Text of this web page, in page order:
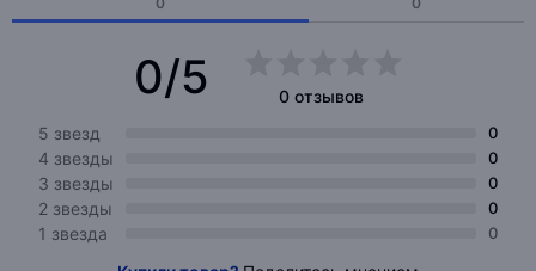
0/5
0 отзывов
5 звезд
0
4 звезды 0
3 звезды 0
2 звезды 0
1 звезда 0